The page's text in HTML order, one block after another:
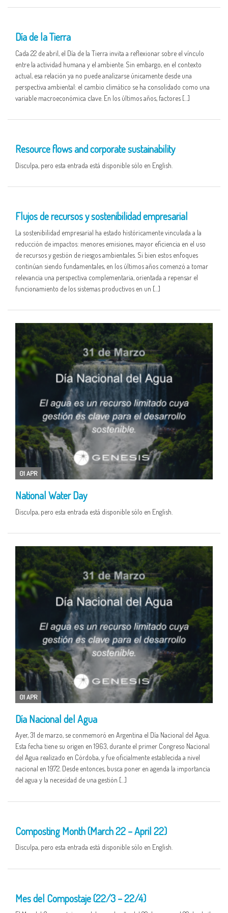
Día de la Tierra
Cada 22 de abril, el Día de la Tierra invita a reflexionar sobre el vínculo
entre la actividad humana y el ambiente. Sin embargo, en el contexto
actual, esa relación ya no puede analizarse únicamente desde una
perspectiva ambiental: el cambio climático se ha consolidado como una
variable macroeconómica clave. En los últimos años, factores […]
Resource flows and corporate sustainability
Disculpa, pero esta entrada está disponible sólo en English.
Flujos de recursos y sostenibilidad empresarial
La sostenibilidad empresarial ha estado históricamente vinculada a la
reducción de impactos: menores emisiones, mayor eficiencia en el uso
de recursos y gestión de riesgos ambientales. Si bien estos enfoques
continúan siendo fundamentales, en los últimos años comenzó a tomar
relevancia una perspectiva complementaria, orientada a repensar el
funcionamiento de los sistemas productivos en un […]
01 APR
National Water Day
Disculpa, pero esta entrada está disponible sólo en English.
01 APR
Día Nacional del Agua
Ayer, 31 de marzo, se conmemoró en Argentina el Día Nacional del Agua.
Esta fecha tiene su origen en 1963, durante el primer Congreso Nacional
del Agua realizado en Córdoba, y fue oficialmente establecida a nivel
nacional en 1972. Desde entonces, busca poner en agenda la importancia
del agua y la necesidad de una gestión […]
Composting Month (March 22 – April 22)
Disculpa, pero esta entrada está disponible sólo en English.
Mes del Compostaje (22/3 – 22/4)